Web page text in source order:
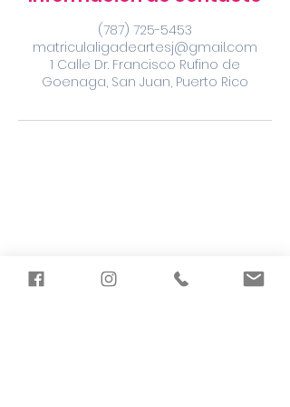
(787) 725-5453
matriculaligadeartesj@gmail.com
1 Calle Dr. Francisco Rufino de
Goenaga, San Juan, Puerto Rico
LIGA ESTUDIANTES